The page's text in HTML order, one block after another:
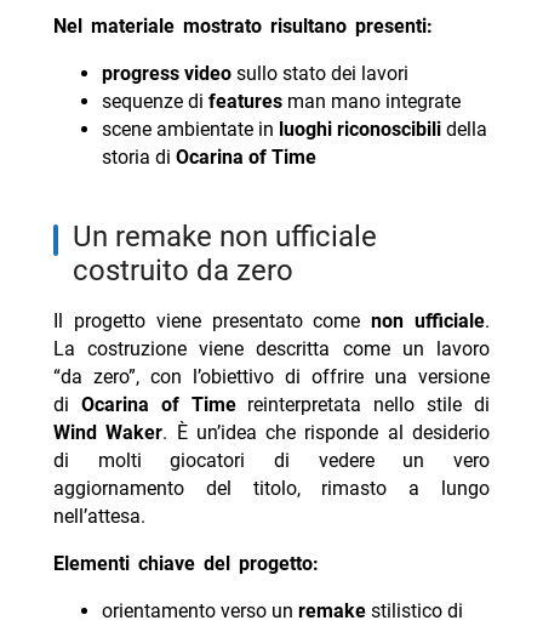
Nel materiale mostrato risultano presenti:
progress videosullo stato dei lavori
sequenze di featuresman mano integrate
scene ambientate in luoghi riconoscibilidella
storia di Ocarina of Time
un remake non ufficiale
costruito da zero
Il progetto viene presentato comenon ufficiale.
La costruzione viene descritta come un lavoro
“da zero”, con l’obiettivo di offrire una versione
di Ocarina of Timereinterpretata nello stile di
Wind Waker. È un’idea che risponde al desiderio
di molti giocatori di vedere un vero
aggiornamento del titolo, rimasto a lungo
nell’attesa.
Elementi chiave del progetto:
orientamento verso un remakestilistico di